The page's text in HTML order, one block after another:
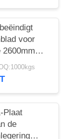
voor
2600mm
T6
Plaat
de